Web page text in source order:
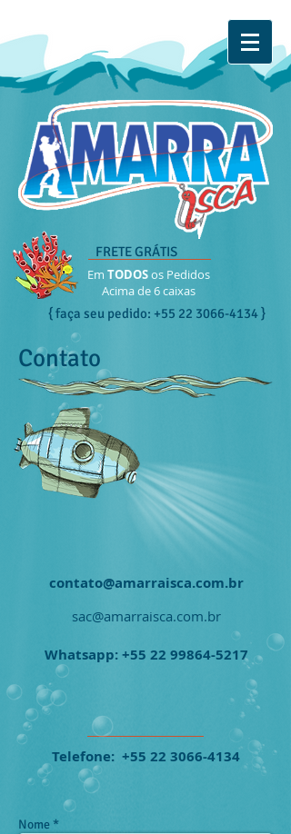
Em TODOSos Pedidos
Acima de 6 caixas
{ faça seu pedido: +55 22 3066-4134}
FRETE GRÁTIS
Contato
contato@amarraisca.com.br
sac@amarraisca.com.br
Whatsapp:+55 22 99864-5217
Telefone: +55 22 3066-4134
Nome *